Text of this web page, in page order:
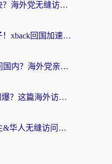
归雁加速器怎么升级快？海外党无缝访问国内资源的全攻略（附免费VPN推荐Dcard热门款）
海外党别被地域卡脖子！xback回国加速器选择全攻略，轻松刷剧玩国服
从印度用什么VPN访问国内？海外党亲测的无缝回国上网指南
海外想刷国内APP卡到爆？这篇海外访问国内服务器加速指南帮你解决所有问题
海外VPN推荐：留学生&华人无缝访问国内资源的避坑指南